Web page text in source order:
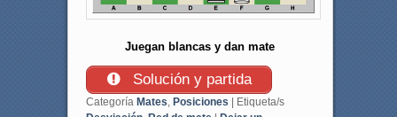
Juegan blancas y dan mate
Solución y partida
Categoría Mates, Posiciones
Etiqueta/s